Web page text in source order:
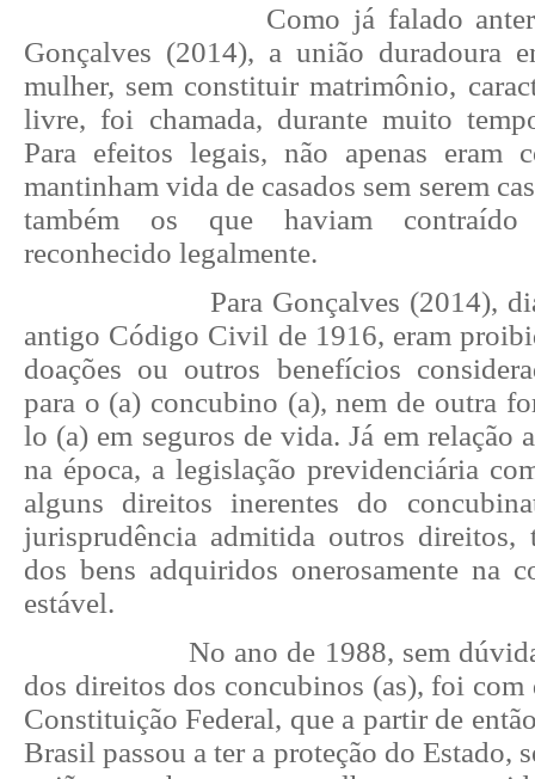
Como já falado
Gonçalves (2014), a união duradoura
mulher, sem constituir matrimônio,
livre, foi chamada, durante muito
Para efeitos legais, não apenas eram
mantinham vida de casados sem serem
também os que haviam contraído
reconhecido legalmente.
Para Gonçalves (2014),
antigo Código Civil de 1916, eram
doações ou outros benefícios
para o (a) concubino (a), nem de outra
lo (a) em seguros de vida. Já em relação
na época, a legislação previdenciária
alguns direitos inerentes do
jurisprudência admitida outros direitos,
dos bens adquiridos onerosamente na
estável.
No ano de 1988, sem
dos direitos dos concubinos (as), foi com
Constituição Federal, que a partir de
Brasil passou a ter a proteção do Estado,